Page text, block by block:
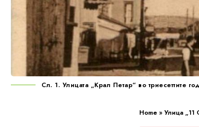
Сл. 1. Улицата „Крал Петар“ во триесеттите
Home » Улица „11